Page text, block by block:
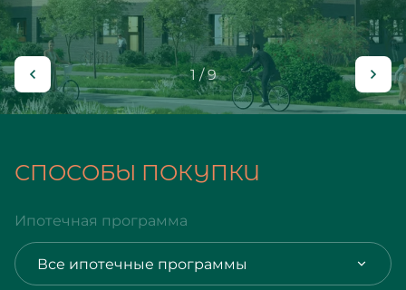
1 / 9
СПОСОБЫ ПОКУПКИ
Ипотечная программа
Все ипотечные программы